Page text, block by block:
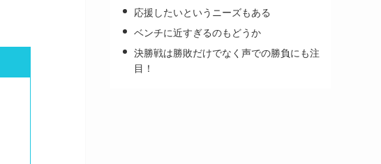
応援したいというニーズもある
ベンチに近すぎるのもどうか
決勝戦は勝敗だけでなく声での勝負にも注
目！